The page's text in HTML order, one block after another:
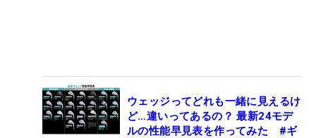
ウェッジってどれも一緒に見えるけ
ど…違いってあるの？ 最新24モデ
ルの性能早見表を作ってみた #ギ